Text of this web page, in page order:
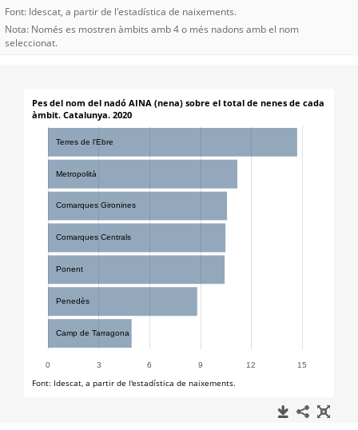
Font: Idescat, a partir de l'estadística de naixements.
Nota: Només es mostren àmbits amb 4 o més nadons amb el nom
seleccionat.